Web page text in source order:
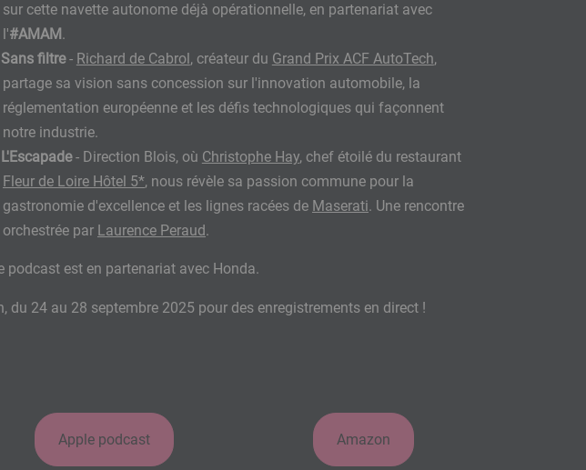
sur cette navette autonome déjà opérationnelle, en partenariat avec
l'#AMAM.
Sans filtre- Richard de Cabrol, créateur du Grand Prix ACF AutoTech,
partage sa vision sans concession sur l'innovation automobile, la
réglementation européenne et les défis technologiques qui façonnent
notre industrie.
L'Escapade- Direction Blois, où Christophe Hay, chef étoilé du restaurant
Fleur de Loire Hôtel 5*, nous révèle sa passion commune pour la
gastronomie d'excellence et les lignes racées de Maserati. Une rencontre
orchestrée par Laurence Peraud.
podcast est en partenariat avec Honda.
du 24 au 28 septembre 2025 pour des enregistrements en direct !
Apple podcast Amazon